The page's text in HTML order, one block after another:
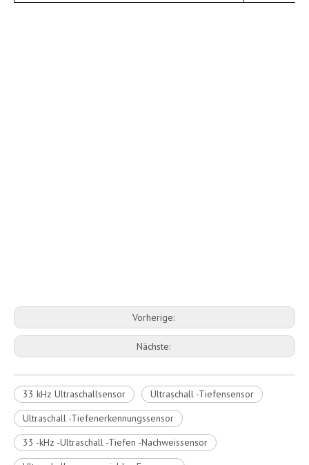
Vorherige:
Nächste:
33 kHz Ultraschallsensor
Ultraschall -Tiefensensor
Ultraschall -Tiefenerkennungssensor
33 -kHz -Ultraschall -Tiefen -Nachweissensor